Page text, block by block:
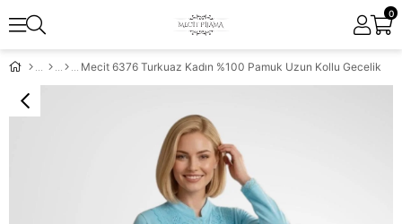
0
Mecit 6376 Turkuaz Kadın %100 Pamuk Uzun Kollu Gecelik